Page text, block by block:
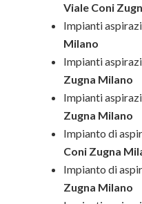
Viale Coni
Impianti
Milano
Impianti
Zugna Milano
Impianti
Zugna Milano
Impianto di
Coni Zugna
Impianto di
Zugna Milano